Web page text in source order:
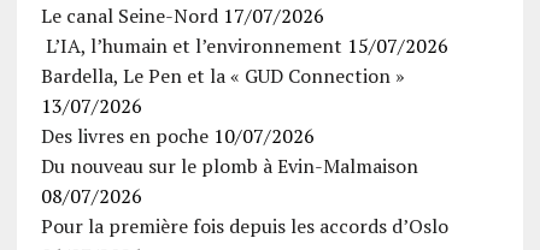
Le canal Seine-Nord 17/07/2026
L’IA, l’humain et l’environnement 15/07/2026
Bardella, Le Pen et la « GUD Connection »
13/07/2026
Des livres en poche 10/07/2026
Du nouveau sur le plomb à Evin-Malmaison
08/07/2026
Pour la première fois depuis les accords d’Oslo